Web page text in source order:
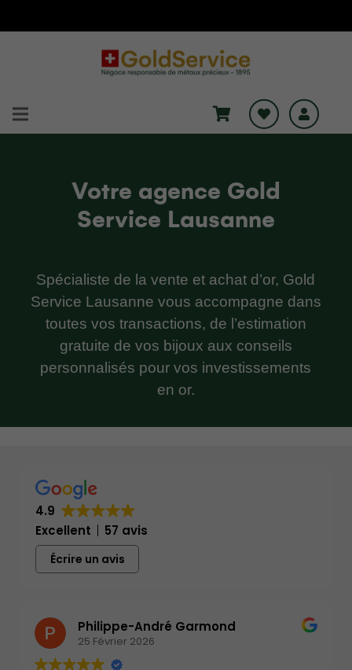
Votre agence Gold
Service Lausanne
Spécialiste de la vente et achat d’or, Gold
Service Lausanne vous accompagne dans
toutes vos transactions, de l’estimation
gratuite de vos bijoux aux conseils
personnalisés pour vos investissements
en or.
4.9
Excellent
57 avis
Écrire un avis
Philippe-André Garmond
25 Février 2026